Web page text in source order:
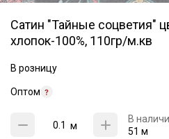
Сатин "Тайные соцветия"
хлопок-100%, 110гр/м.кв
В розницу
Оптом
м
В
51 м